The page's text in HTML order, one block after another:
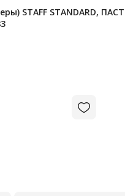
STAFF STANDARD,